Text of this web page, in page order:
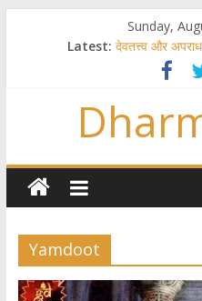
Sunday,
Latest: देवतत्त्व और अपराध
स्त्रियाँ
विश्व का सबसे
तुम्हीं हो माता,
गौ सेवा और राजयोग
Yamdoot